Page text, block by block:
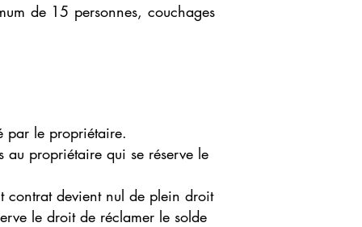
de 15 personnes, couchages
par le propriétaire.
au propriétaire qui se réserve le
contrat devient nul de plein droit
le droit de réclamer le solde